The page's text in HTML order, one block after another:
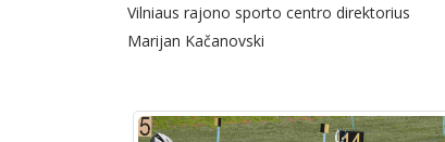
Vilniaus rajono sporto centro direktorius
Marijan Kačanovski